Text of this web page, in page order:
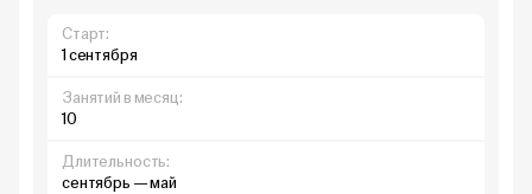
Старт:
1 сентября
Занятий в месяц:
10
Длительность:
сентябрь — май